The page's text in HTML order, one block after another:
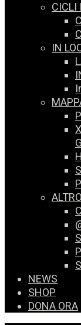
CICLI
IN
ALTRO
NEWS
SHOP
DONA ORA